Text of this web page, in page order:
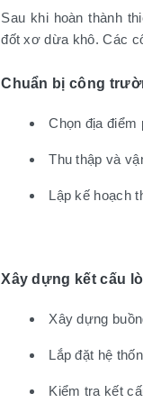
Sau khi hoàn thành
đốt xơ dừa khô. Các
Chuẩn bị công
Chọn địa điểm
Thu thập và
Lập kế hoạch
Xây dựng kết cấu
Xây dựng
Lắp đặt hệ
Kiểm tra kết